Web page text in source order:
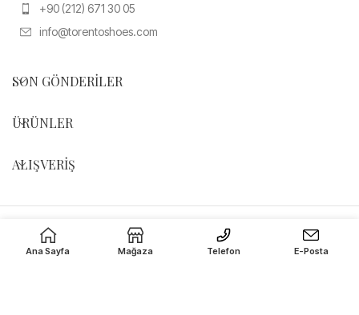
+90 (212) 671 30 05
info@torentoshoes.com
SON GÖNDERILER
ÜRÜNLER
ALIŞVERIŞ
Torento Shoes © 2024 | Tüm Hakları Saklıdır
Ana Sayfa Mağaza Telefon E-Posta